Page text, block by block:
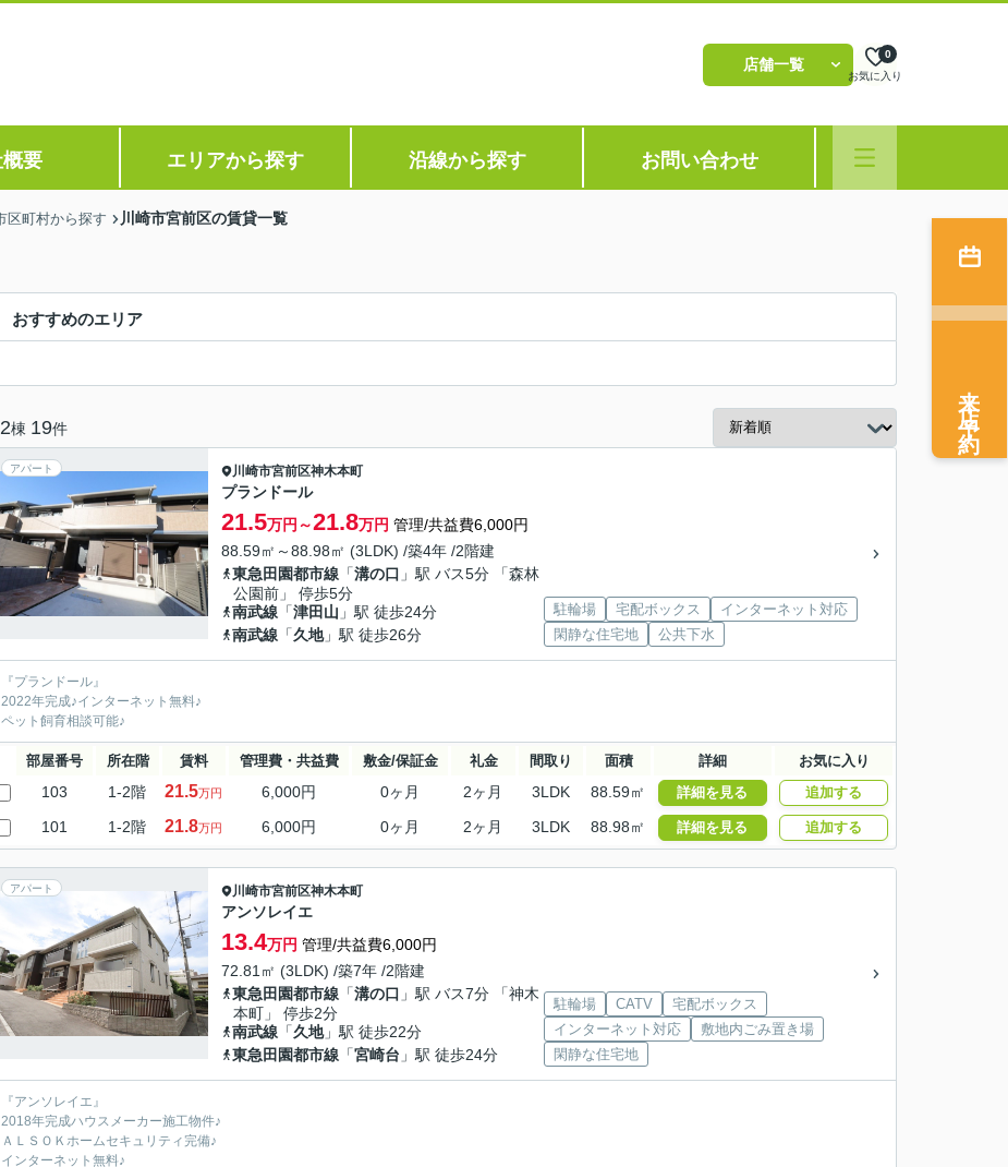
店舗一覧
お気に入り
0
要 エリアから探す 沿線から探す お問い合わせ
区町村から探す 川崎市宮前区の賃貸一覧
おすすめのエリア
棟 19件
アパート 川崎市宮前区神木本町
プランドール
21.5万円～21.8万円 管理/共益費6,000円
88.59㎡～88.98㎡ (3LDK) /築4年 /2階建
東急田園都市線 「溝の口 」駅 バス5分 「森林
公園前」 停歩5分
南武線 「津田山 」駅 徒歩24分
南武線 「久地」駅 徒歩26分
駐輪場 宅配ボックス
インターネット対応
閑静な住宅地
公共下水
『プランドール』
2022年完成♪インターネット無料♪
ペット飼育相談可能♪
部屋番号 所在階 賃料 管理費・共益費 敷金/保証金 礼金 間取り 面積 詳細 お気に入り
103 1-2階 21.5万円 6,000円 0ヶ月 2ヶ月 3LDK 88.59㎡ 詳細を見る 追加する
101 1-2階 21.8万円 6,000円 0ヶ月 2ヶ月 3LDK 88.98㎡ 詳細を見る 追加する
アパート 川崎市宮前区神木本町
アンソレイエ
13.4万円 管理/共益費6,000円
72.81㎡ (3LDK) /築7年 /2階建
東急田園都市線 「溝の口 」駅 バス7分 「神木
本町」 停歩2分
南武線 「久地」駅 徒歩22分
東急田園都市線 「宮崎台 」駅 徒歩24分
駐輪場 CATV
宅配ボックス
インターネット対応
敷地内ごみ置き場
閑静な住宅地
『アンソレイエ』
2018年完成ハウスメーカー施工物件♪
ＡＬＳＯＫホームセキュリティ完備♪
インターネット無料♪
来店予約